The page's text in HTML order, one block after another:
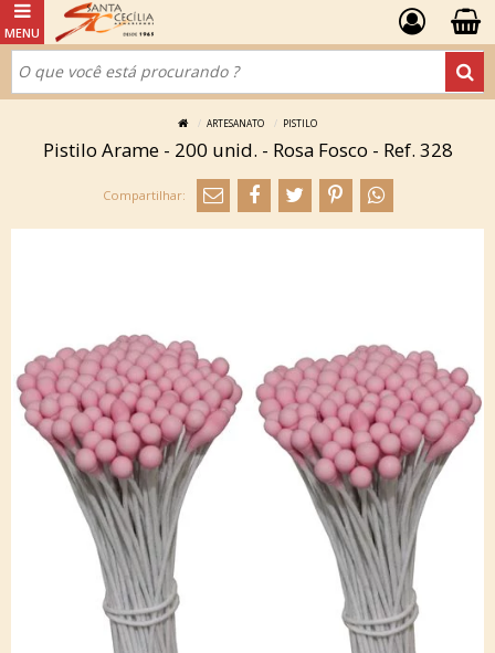
ARTESANATO PISTILO
Pistilo Arame - 200 unid. - Rosa Fosco - Ref. 328